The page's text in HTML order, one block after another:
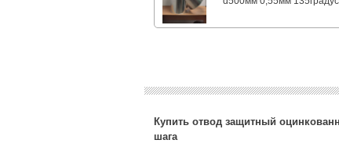
Купить отвод защитный
шага